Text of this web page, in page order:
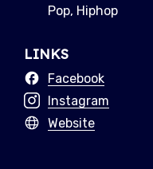
Pop, Hiphop
LINKS
Facebook
Instagram
Website